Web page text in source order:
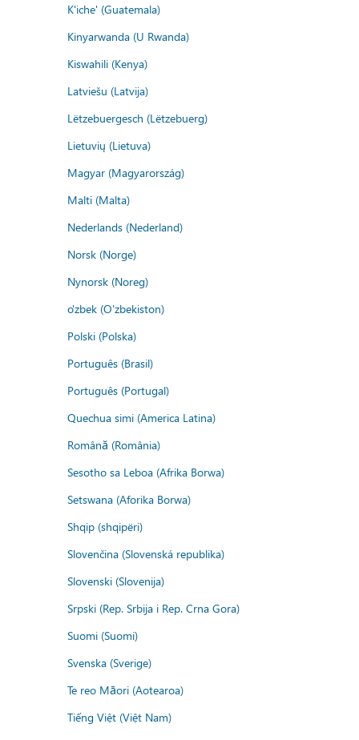
K'iche' (Guatemala)
Kinyarwanda (U Rwanda)
Kiswahili (Kenya)
Latviešu (Latvija)
Lëtzebuergesch (Lëtzebuerg)
Lietuvių (Lietuva)
Magyar (Magyarország)
Malti (Malta)
Nederlands (Nederland)
Norsk (Norge)
Nynorsk (Noreg)
o'zbek (O'zbekiston)
Polski (Polska)
Português (Brasil)
Português (Portugal)
Quechua simi (America Latina)
Română (România)
Sesotho sa Leboa (Afrika Borwa)
Setswana (Aforika Borwa)
Shqip (shqipëri)
Slovenčina (Slovenská republika)
Slovenski (Slovenija)
Srpski (Rep. Srbija i Rep. Crna Gora)
Suomi (Suomi)
Svenska (Sverige)
Te reo Māori (Aotearoa)
Tiếng Việt (Việt Nam)